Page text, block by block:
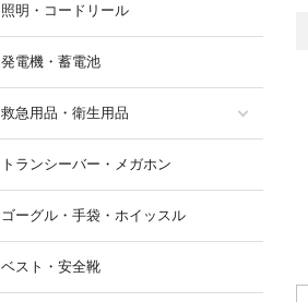
照明・コードリール
発電機・蓄電池
救急用品・衛生用品
トランシーバー・メガホン
ゴーグル・手袋・ホイッスル
ベスト・安全靴